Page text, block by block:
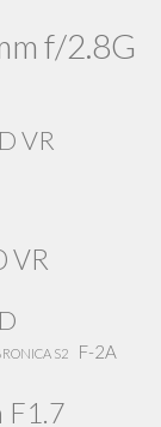
f/2.8G
VR
VR
S2 F-2A
F1.7